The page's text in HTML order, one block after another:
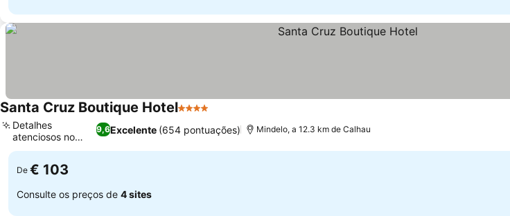
Santa Cruz Boutique Hotel4 Estrelas
9,6Excelente (654 pontuações)
Detalhes
atenciosos no
quarto
Mindelo, a 12.3 km de Calhau
De € 103
Consulte os preços de 4 sites